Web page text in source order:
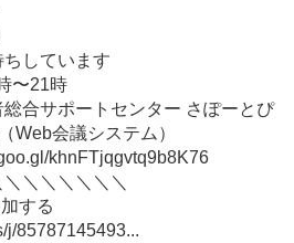
しています
〜21時
合サポートセンター さぽーとぴ
Web会議システム）
khnFTjqgvtq9b8K76
＼＼＼＼＼＼
する
j/85787145493...